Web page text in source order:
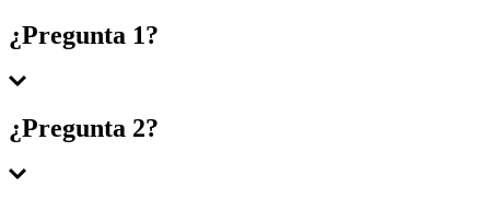
¿Pregunta 1?
Respuesta 1
¿Pregunta 2?